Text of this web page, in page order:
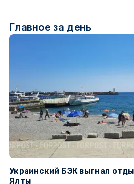
Главное за день
Украинский БЭК выгнал
Ялты